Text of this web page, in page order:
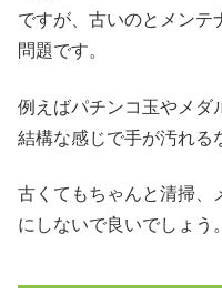
ですが、古いのとメンテ
問題です。
例えばパチンコ玉やメダ
結構な感じで手が汚れる
古くてもちゃんと清掃、
にしないで良いでしょう。